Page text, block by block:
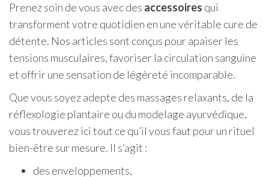
Prenez soin de vous avec des accessoires qui
transforment votre quotidien en une véritable cure de
détente. Nos articles sont conçus pour apaiser les
tensions musculaires, favoriser la circulation sanguine
et offrir une sensation de légèreté incomparable.
Que vous soyez adepte des massages relaxants, de la
réflexologie plantaire ou du modelage ayurvédique,
vous trouverez ici tout ce qu’il vous faut pour un rituel
bien-être sur mesure. Il s’agit :
des enveloppements,